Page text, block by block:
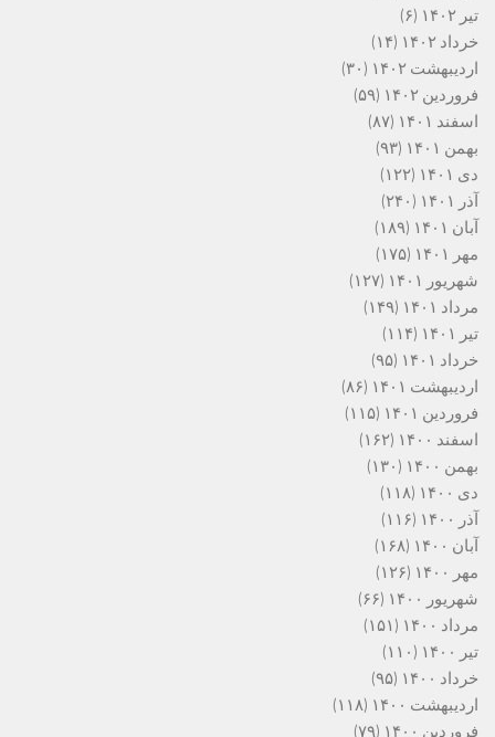
تیر ۱۴۰۲
(۶)
خرداد ۱۴۰۲
(۱۴)
اردیبهشت ۱۴۰۲
(۳۰)
فروردین ۱۴۰۲
(۵۹)
اسفند ۱۴۰۱
(۸۷)
بهمن ۱۴۰۱
(۹۳)
دی ۱۴۰۱
(۱۲۲)
آذر ۱۴۰۱
(۲۴۰)
آبان ۱۴۰۱
(۱۸۹)
مهر ۱۴۰۱
(۱۷۵)
شهریور ۱۴۰۱
(۱۲۷)
مرداد ۱۴۰۱
(۱۴۹)
تیر ۱۴۰۱
(۱۱۴)
خرداد ۱۴۰۱
(۹۵)
اردیبهشت ۱۴۰۱
(۸۶)
فروردین ۱۴۰۱
(۱۱۵)
اسفند ۱۴۰۰
(۱۶۲)
بهمن ۱۴۰۰
(۱۳۰)
دی ۱۴۰۰
(۱۱۸)
آذر ۱۴۰۰
(۱۱۶)
آبان ۱۴۰۰
(۱۶۸)
مهر ۱۴۰۰
(۱۲۶)
شهریور ۱۴۰۰
(۶۶)
مرداد ۱۴۰۰
(۱۵۱)
تیر ۱۴۰۰
(۱۱۰)
خرداد ۱۴۰۰
(۹۵)
اردیبهشت ۱۴۰۰
(۱۱۸)
فروردین ۱۴۰۰
(۷۹)